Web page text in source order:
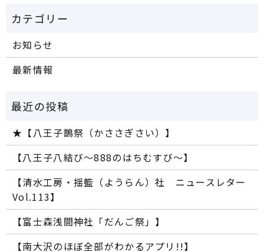
お知らせ
最新情報
★【八王子鵲祭（かささぎさい）】
【八王子八結び～888のはちむすび～】
【清水工房・揺籃（ようらん）社 ニュースレター
Vol.113】
【富士森浅間神社「だんご祭」】
【南大沢のほぼ全部がわかるアプリ!!】